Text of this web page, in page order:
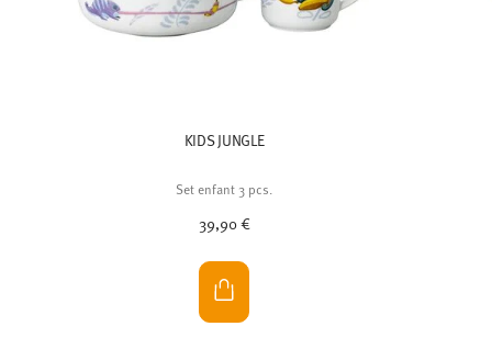
KIDS JUNGLE
Set enfant 3 pcs.
39,90 €